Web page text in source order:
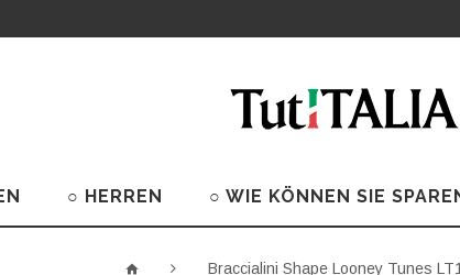
○ HERREN ○ WIE KÖNNEN SIE
Braccialini Shape Looney Tunes